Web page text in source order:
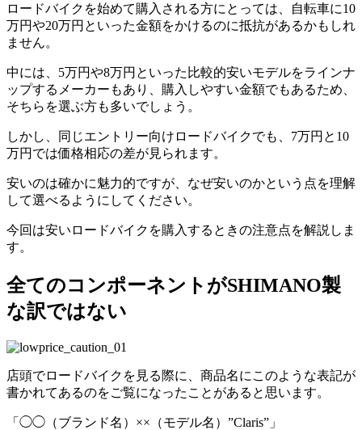
ロードバイクを始めて購入される方にとっては、自転車に10
万円や20万円といった金額をかけるのに抵抗があるかもしれ
ません。
中には、5万円や8万円といった比較的安いモデルをラインナ
ップするメーカーもあり、購入しやすい金額でもあるため、
そちらを選ぶ方も多いでしょう。
しかし、同じエントリー向けロードバイクでも、7万円と10
万円では価格相応の差が見られます。
安いのは確かに魅力的ですが、なぜ安いのかという点を理解
して選べるようにしてください。
今回は安いロードバイクを購入するときの注意点を解説しま
す。
全てのコンポーネントがSHIMANO製
な訳ではない
店頭でロードバイクを見る際に、商品名にこのような表記が
書かれてあるのをご覧になったことがあると思います。
「◯◯（ブランド名）××（モデル名）”Claris”」